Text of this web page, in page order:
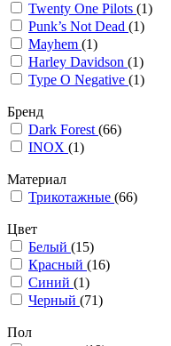
Twenty One Pilots (1)
Punk’s Not Dead (1)
Mayhem (1)
Harley Davidson (1)
Type O Negative (1)
Бренд
Dark Forest(66)
INOX (1)
Материал
Трикотажные (66)
Цвет
Белый (15)
Красный (16)
Синий (1)
Черный (71)
Пол